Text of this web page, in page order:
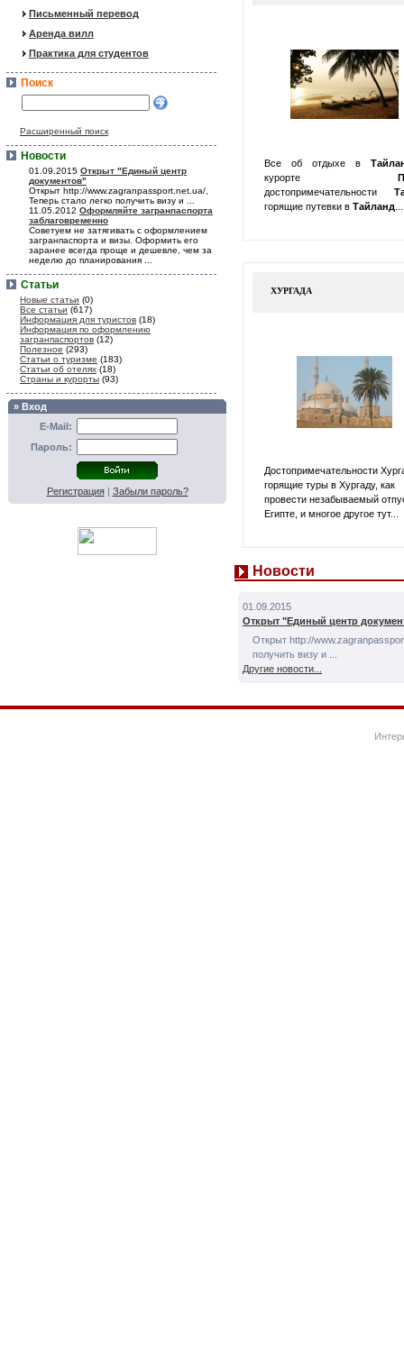
Письменный перевод
Аренда вилл
Практика для студентов
Поиск
Расширенный поиск
Новости
01.09.2015 Открыт "Единый центр
документов"
Открыт http://www.zagranpassport.net.ua/,
Теперь стало легко получить визу и ...
11.05.2012 Оформляйте загранпаспорта
заблаговременно
Советуем не затягивать с оформлением
загранпаспорта и визы. Оформить его
заранее всегда проще и дешевле, чем за
неделю до планирования ...
Статьи
Новые статьи (0)
Все статьи (617)
Информация для туристов (18)
Информация по оформлению
загранпаспортов (12)
Полезное (293)
Статьи о туризме (183)
Статьи об отелях (18)
Страны и курорты (93)
» Вход
E-Mail:
Пароль:
Регистрация| Забыли пароль?
Все об отдыхе в
курорте
достопримечательности
горящие путевки в Тайланд
ХУРГАДА
Достопримечательности
горящие туры в Хургаду, как
провести незабываемый
Египте, и многое другое тут...
Новости
01.09.2015
Открыт "Единый центр
Открыт http://
получить визу и ...
Другие новости...